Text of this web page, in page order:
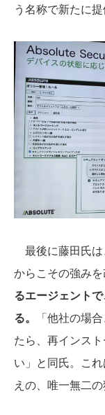
う名称で新たに
最後に藤田氏は
からこその強みを
るエージェント
る。
「他社の場
たら、再インス
い」と同氏。こ
えの、唯一無二